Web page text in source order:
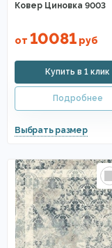
Ковер Циновка 9003
от 10081 руб